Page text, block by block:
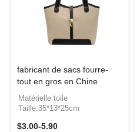
fabricant de sacs fourre-
tout en gros en Chine
Matérielle:toile
Taille:35*13*25cm
$3.00-5.90